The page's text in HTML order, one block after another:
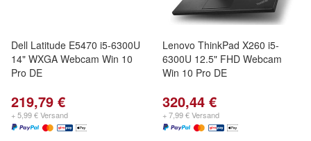
Dell Latitude E5470 i5-6300U
14" WXGA Webcam Win 10
Pro DE
219,79 €
+ 5,99 € Versand
Lenovo ThinkPad X260 i5-
6300U 12.5" FHD Webcam
Win 10 Pro DE
320,44 €
+ 7,99 € Versand